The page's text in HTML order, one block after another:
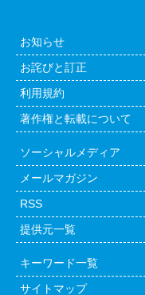
お知らせ
お詫びと訂正
利用規約
著作権と転載について
ソーシャルメディア
メールマガジン
RSS
提供元一覧
キーワード一覧
サイトマップ